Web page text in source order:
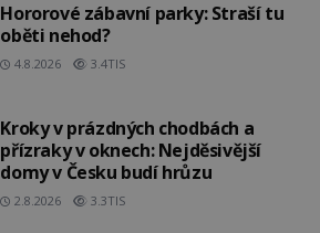
Hororové zábavní parky: Straší tu
oběti nehod?
4.8.2026 3.4TIS
Kroky v prázdných chodbách a
přízraky v oknech: Nejděsivější
domy v Česku budí hrůzu
2.8.2026 3.3TIS